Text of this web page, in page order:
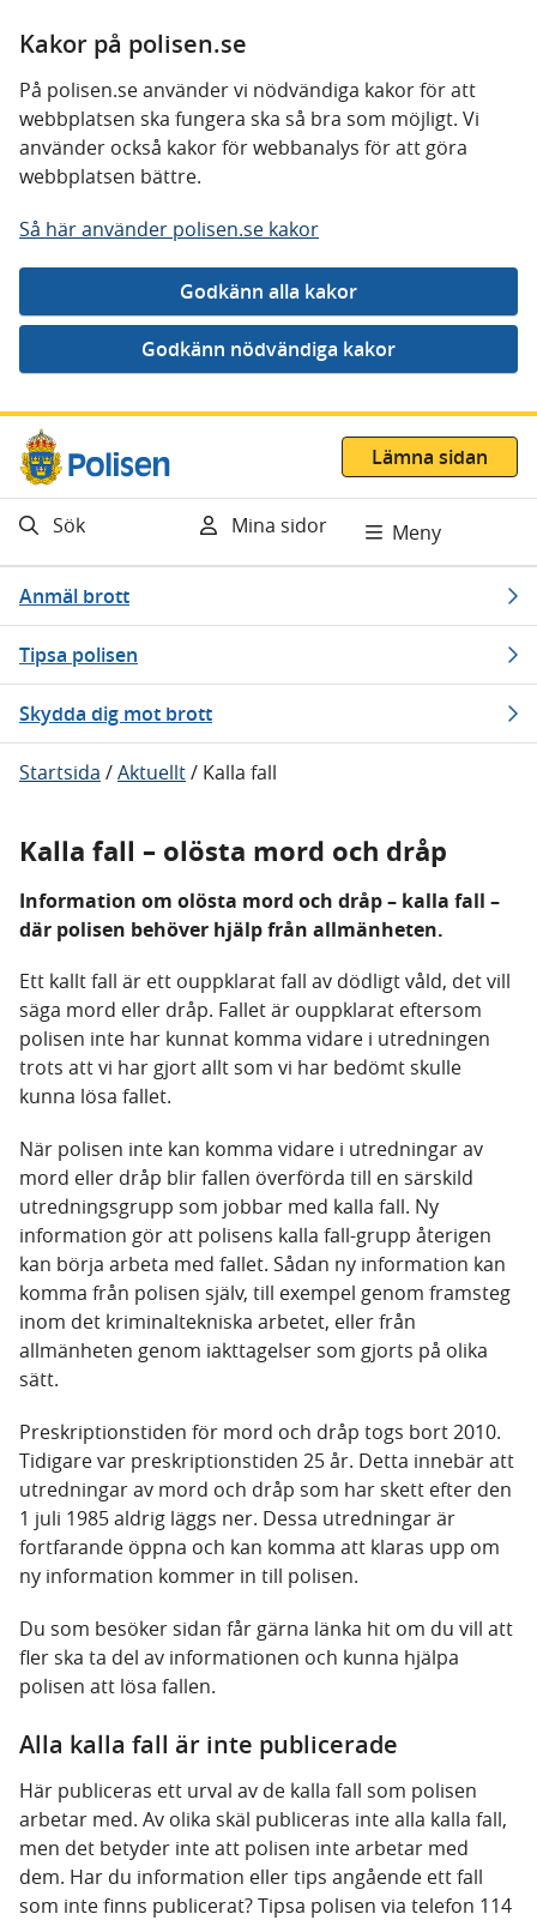
Kakor på polisen.se
På polisen.se använder vi nödvändiga kakor för att
webbplatsen ska fungera ska så bra som möjligt. Vi
använder också kakor för webbanalys för att göra
webbplatsen bättre.
Så här använder polisen.se kakor
Gå direkt till innehåll
Lämna sidan
Sök Mina sidor Meny
Anmäl brott
Tipsa polisen
Skydda dig mot brott
Startsida /Aktuellt/ Kalla fall
Kalla fall – olösta mord och dråp
Information om olösta mord och dråp – kalla fall –
där polisen behöver hjälp från allmänheten.
Ett kallt fall är ett ouppklarat fall av dödligt våld, det vill
säga mord eller dråp. Fallet är ouppklarat eftersom
polisen inte har kunnat komma vidare i utredningen
trots att vi har gjort allt som vi har bedömt skulle
kunna lösa fallet.
När polisen inte kan komma vidare i utredningar av
mord eller dråp blir fallen överförda till en särskild
utredningsgrupp som jobbar med kalla fall. Ny
information gör att polisens kalla fall-grupp återigen
kan börja arbeta med fallet. Sådan ny information kan
komma från polisen själv, till exempel genom framsteg
inom det kriminaltekniska arbetet, eller från
allmänheten genom iakttagelser som gjorts på olika
sätt.
Preskriptionstiden för mord och dråp togs bort 2010.
Tidigare var preskriptionstiden 25 år. Detta innebär att
utredningar av mord och dråp som har skett efter den
1 juli 1985 aldrig läggs ner. Dessa utredningar är
fortfarande öppna och kan komma att klaras upp om
ny information kommer in till polisen.
Du som besöker sidan får gärna länka hit om du vill att
fler ska ta del av informationen och kunna hjälpa
polisen att lösa fallen.
Alla kalla fall är inte publicerade
Här publiceras ett urval av de kalla fall som polisen
arbetar med. Av olika skäl publiceras inte alla kalla fall,
men det betyder inte att polisen inte arbetar med
dem. Har du information eller tips angående ett fall
som inte finns publicerat? Tipsa polisen via telefon 114